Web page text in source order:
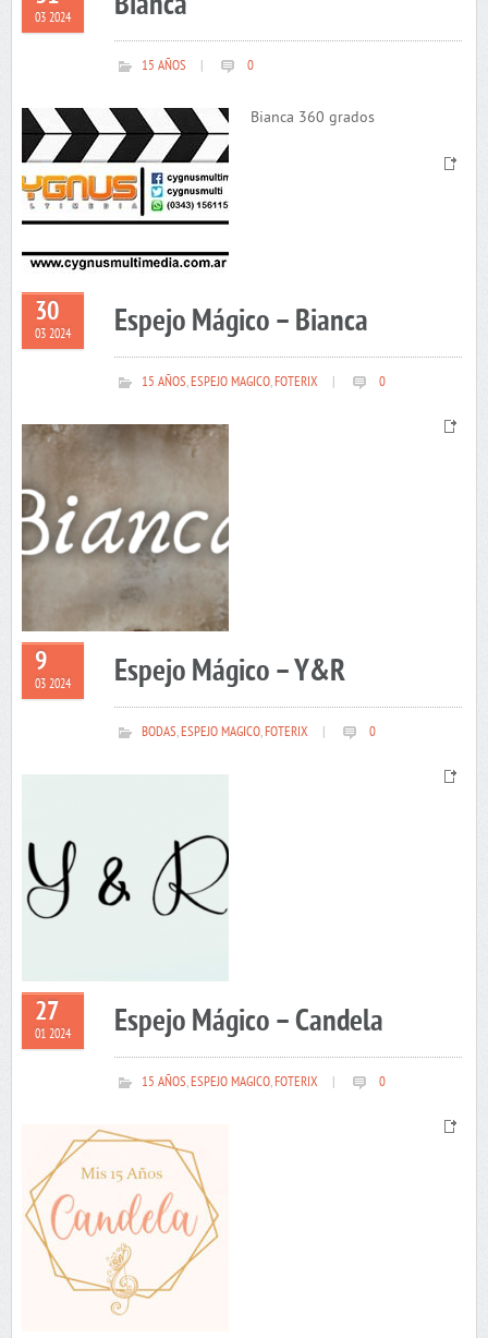
03 2024
15 AÑOS 0
Bianca 360 grados
30
03 2024 Espejo Mágico – Bianca
15 AÑOS,ESPEJO MAGICO,FOTERIX 0
9
03 2024 Espejo Mágico – Y&R
BODAS,ESPEJO MAGICO,FOTERIX 0
27
01 2024 Espejo Mágico – Candela
15 AÑOS,ESPEJO MAGICO,FOTERIX 0